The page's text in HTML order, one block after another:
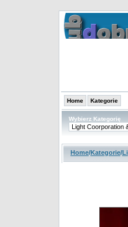
Home Kategorie
Wybierz Kategorię
Home/Kategorie/